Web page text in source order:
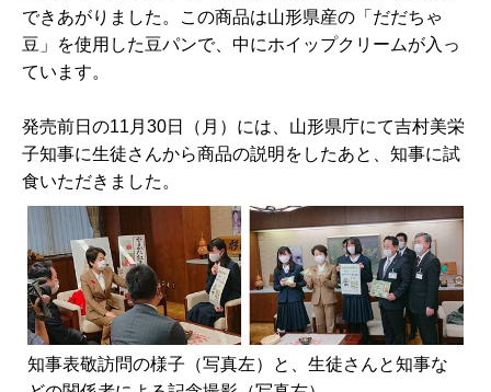
できあがりました。この商品は山形県産の「だだちゃ
豆」を使用した豆パンで、中にホイップクリームが入っ
ています。
発売前日の11月30日（月）には、山形県庁にて吉村美栄
子知事に生徒さんから商品の説明をしたあと、知事に試
食いただきました。
知事表敬訪問の様子（写真左）と、生徒さんと知事な